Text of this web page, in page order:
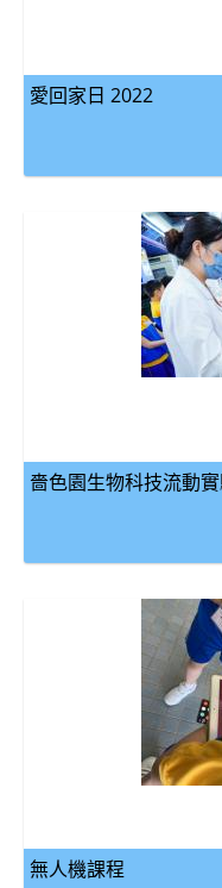
愛回家日 2022
嗇色園生物科技流動
無人機課程